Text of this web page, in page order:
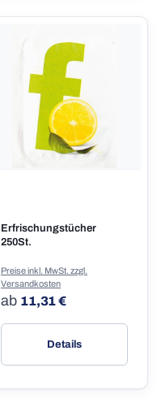
Erfrischungstücher
250St.
Regulärer Preis:
ab 11,31 €
Preise inkl. MwSt. zzgl.
Versandkosten
Details